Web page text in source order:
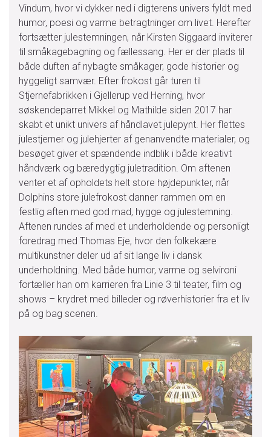
Vindum, hvor vi dykker ned i digterens univers fyldt med
humor, poesi og varme betragtninger om livet. Herefter
fortsætter julestemningen, når Kirsten Siggaard inviterer
til småkagebagning og fællessang. Her er der plads til
både duften af nybagte småkager, gode historier og
hyggeligt samvær. Efter frokost går turen til
Stjernefabrikken i Gjellerup ved Herning, hvor
søskendeparret Mikkel og Mathilde siden 2017 har
skabt et unikt univers af håndlavet julepynt. Her flettes
julestjerner og julehjerter af genanvendte materialer, og
besøget giver et spændende indblik i både kreativt
håndværk og bæredygtig juletradition. Om aftenen
venter et af opholdets helt store højdepunkter, når
Dolphins store julefrokost danner rammen om en
festlig aften med god mad, hygge og julestemning.
Aftenen rundes af med et underholdende og personligt
foredrag med Thomas Eje, hvor den folkekære
multikunstner deler ud af sit lange liv i dansk
underholdning. Med både humor, varme og selvironi
fortæller han om karrieren fra Linie 3 til teater, film og
shows – krydret med billeder og røverhistorier fra et liv
på og bag scenen.